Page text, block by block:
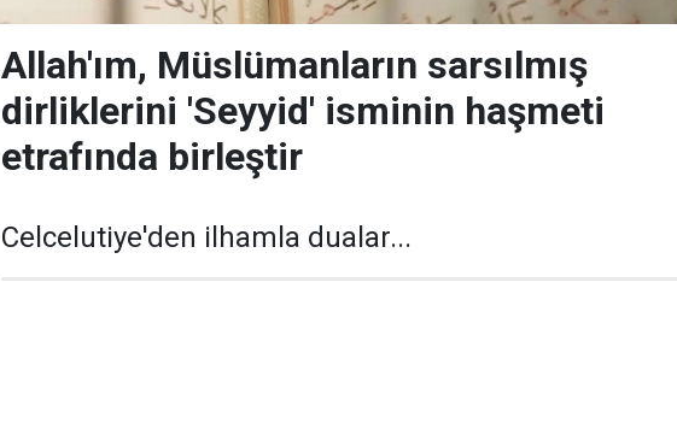
Allah'ım, Müslümanların sarsılmış
dirliklerini 'Seyyid' isminin haşmeti
etrafında birleştir
Celcelutiye'den ilhamla dualar...